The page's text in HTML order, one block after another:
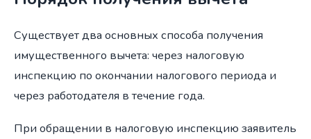
Существует два основных способа получения
имущественного вычета: через налоговую
инспекцию по окончании налогового периода и
через работодателя в течение года.
При обращении в налоговую инспекцию заявитель